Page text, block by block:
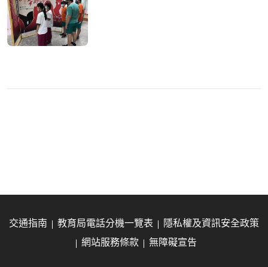
交通指南 教育局電話分機一覽表
隱私權及資訊安全政策
網站服務條款
無障礙宣告